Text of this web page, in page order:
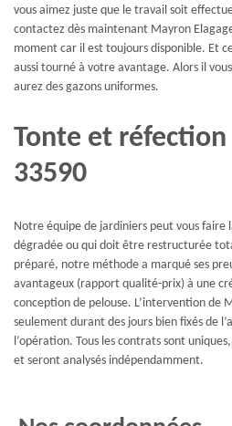
vous aimez juste que le travail soit
contactez dès maintenant Mayron
moment car il est toujours disponible. Et
aussi tourné à votre avantage. Alors il
aurez des gazons uniformes.
Tonte et
33590
Notre équipe de jardiniers peut vous faire
dégradée ou qui doit être restructurée
préparé, notre méthode a marqué ses
avantageux (rapport qualité-prix) à une
conception de pelouse. L’intervention de
seulement durant des jours bien fixés de
l’opération. Tous les contrats sont
et seront analysés indépendamment.